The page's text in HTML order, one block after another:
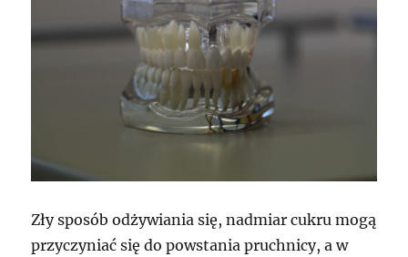
Zły sposób odżywiania się, nadmiar cukru mogą
przyczyniać się do powstania pruchnicy, a w